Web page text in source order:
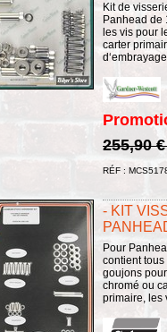
Kit de
Panhead de
les vis pour
carter
255,90
RÉF :
- KIT
Pour
contient
goujons
chromé ou
primaire, les